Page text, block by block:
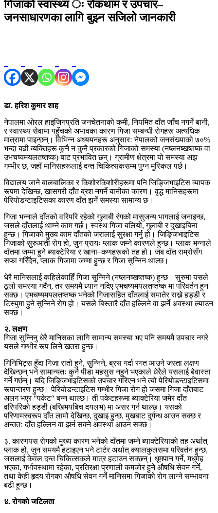
गिजाको स्वास्थ्य ः रोकथाम र उपचार–
जनसाधारणका लागि बुझ्न सजिलो जानकारी
डा. हरिश कुमार शाह
नेपालमा ओरल हाइजिनप्रति जनचेतनाको कमी, नियमित दाँत जाँच नगर्ने बानी,
र स्वास्थ्य सेवामा पहुँचको अभावका कारण गिजा सम्बन्धी रोगहरू अत्यधिक
मात्रामा पाइन्छन्। विभिन्न अध्ययनहरू अनुसारः नेपालको जनसंख्याको ७०%
भन्दा बढी व्यक्तिहरू कुनै न कुनै प्रकारको गिजाको समस्या (नष्लनष्खष्तष्क वा
उभचष्यमयलतष्तष्क) बाट प्रभावित छन्। ग्रामीण क्षेत्रमा यो समस्या अझ
गम्भीर छ, जहाँ मानिसहरूलाई दन्त चिकित्सकसम्म पुग्न मुस्किल पर्छ।
विद्यालय जाने बालबालिका र किशोरकिशोरीहरूमा पनि जिङ्जिभाइटिस व्यापक
रूपमा देखिन्छ, खासगरी दाँत ब्रश नगर्ने बानीका कारण। वृद्ध मानिसहरूमा
पेरियोडन्टाइटिसका कारण दाँत झर्ने समस्या सामान्य छ।
गिजा भन्नाले दाँतको वरिपरि रहेको गुलाबी रंगको मासुजन्य भागलाई जनाइन्छ,
जसले दाँतलाई थाम्ने काम गर्छ। स्वस्थ गिजा बलियो, गुलाबी र दुखाइबिना
हुन्छ। गिजाको मुख्य काम दाँतको जरालाई सुरक्षा गर्नु हो। जिङ्जिभाइटिस
गिजाको सुरुआती रोग हो, जुन प्रायः प्लाक जम्ने कारणले हुन्छ। प्लाक भन्नाले
दाँतमा जम्मा हुने ब्याक्टेरिया र खाना–कणहरूको तह हो। जब दाँत राम्रोसँग
सफा गरिँदैन, प्लाक गिजामा जम्मा हुन्छ र गिजा सुन्निन थाल्छ।
धेरै मानिसलाई कहिलेकाहिँ गिजा सुन्निने (नष्लनष्खष्तष्क) हुन्छ। सुरुमा यसले
ठूलो समस्या गर्दैन, तर समयमै ध्यान नदिए एभचष्यमयलतष्तष्क मा परिवर्तन हुन
सक्छ। एभचष्यमयलतष्तष्क भनेको गिजासहित दाँतलाई समातेर राख्ने हड्डी र
टिस्युमा हुने सुन्निने रोग हो। यसले बिस्तारै दाँत हल्लिने वा झर्ने अवस्था ल्याउन
सक्छ।
२. लक्षण
गिजा सुन्निनु धेरै मानिसका लागि सामान्य समस्या भए पनि समयमै उपचार नगरे
यसले गम्भीर रूप लिने खतरा हुन्छ।
गिनिभिट्स हुँदा गिजा रातो हुने, सुन्निने, ब्रस गर्दा रगत आउने जस्ता लक्षण
देखिन्छन् भने सामान्यतः कुनै पीडा महसुस नहुने भएकाले धेरैले यसलाई बेवास्ता
गर्ने गर्छन्। यदि जिङ्जिभाइटिसको उपचार गरिएन भने त्यो पेरियोडन्टाइटिसमा
रूपान्तरण हुन्छ। पेरियोडन्टाइटिस गम्भीर गिजा रोग हो जसमा गिजा दाँतबाट
अलग भएर “पकेट“ बन्न थाल्छ। ती पकेटहरूमा ब्याक्टेरिया जमेर दाँत
वरिपरिको हड्डी (बखिभयबिच दयलभ) मा असर गर्न थाल्छ। यसको
परिणामस्वरूप दाँत लामो देखिन्छ, दुखाइ हुन्छ, मुखबाट दुर्गन्ध आउन सक्छ र
अन्ततः दाँत हल्लिन वा झर्न सक्ने अवस्था आउन सक्छ।
३. कारणयस रोगको मुख्य कारण भनेको दाँतमा जम्ने ब्याक्टेरियाको तह अर्थात्
प्लाक हो, जुन समयमै हटाइएन भने टार्टर अर्थात् क्यालकुलसमा परिवर्तन हुन्छ,
जसलाई केवल दन्त चिकित्सकले मात्र हटाउन सक्छन्। धूमपान गर्ने, मधुमेह
भएका, गर्भावस्थामा रहेका, प्रतिरक्षा प्रणाली कमजोर हुने औषधि सेवन गर्ने,
तथा केही हृदय रोगका औषधि सेवन गर्ने मानिसमा गिजाको रोग लाग्ने सम्भावना
बढी हुन्छ।
४. रोगको जटिलता